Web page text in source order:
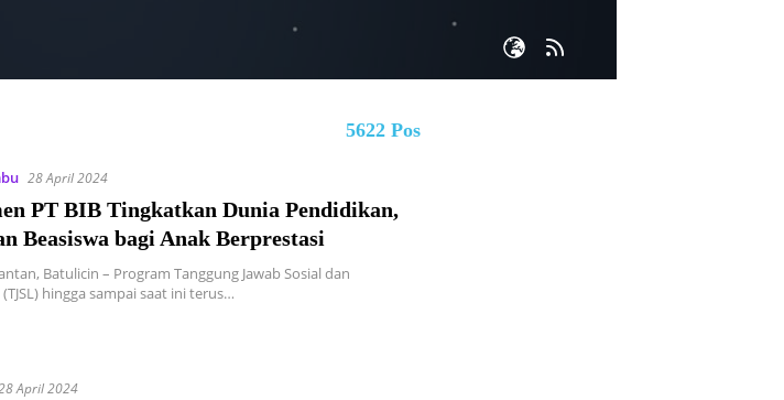
5622 Pos
28 April 2024
PT BIB Tingkatkan Dunia Pendidikan,
Beasiswa bagi Anak Berprestasi
Batulicin – Program Tanggung Jawab Sosial dan
hingga sampai saat ini terus…
April 2024